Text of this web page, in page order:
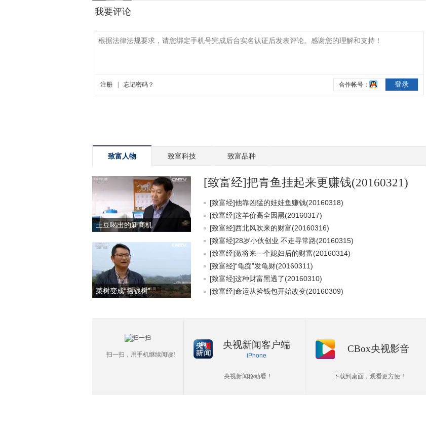
致富人物 致富科技 致富品种
土豆喝出的新商机
菜树变成“摇钱树”
[致富经]把青鱼挂起来更赚钱(20160321)
[致富经]他靠凶猛的娃娃鱼赚钱(20160318)
[致富经]这羊价高全因黑(20160317)
[致富经]西北风吹来的财富(20160316)
[致富经]28岁小伙创业 不走寻常路(20160315)
[致富经]激将来一个媳妇后的财富(20160314)
[致富经]“龟痴”发龟财(20160311)
[致富经]这种财富黑透了(20160310)
[致富经]命运从捡钱包开始改变(20160309)
扫一扫，用手机继续阅读!
央视新闻客户端
iPhone
央视新闻移动看！
CBox央视影音
下载到桌面，观看更方便！